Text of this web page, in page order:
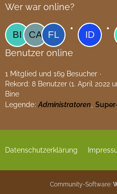
Wer war online?
Benutzer online
1 Mitglied und 169 Besucher
Rekord: 8 Benutzer (1. April 2022
Bine
Legende Administratoren
Datenschutzerklärung
Community-Software: